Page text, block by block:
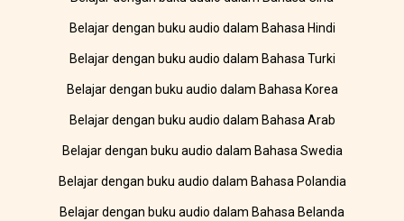
Belajar dengan buku audio dalam Bahasa Hindi
Belajar dengan buku audio dalam Bahasa Turki
Belajar dengan buku audio dalam Bahasa Korea
Belajar dengan buku audio dalam Bahasa Arab
Belajar dengan buku audio dalam Bahasa Swedia
Belajar dengan buku audio dalam Bahasa Polandia
Belajar dengan buku audio dalam Bahasa Belanda